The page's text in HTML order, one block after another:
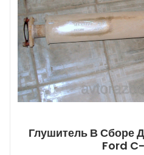
Глушитель В Сборе
Ford